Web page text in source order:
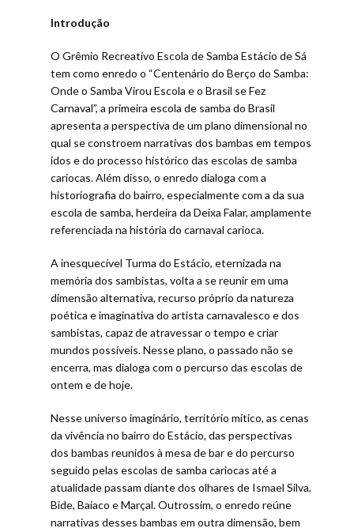
Introdução
O Grêmio Recreativo Escola de Samba Estácio de Sá
tem como enredo o “Centenário do Berço do Samba:
Onde o Samba Virou Escola e o Brasil se Fez
Carnaval”, a primeira escola de samba do Brasil
apresenta a perspectiva de um plano dimensional no
qual se constroem narrativas dos bambas em tempos
idos e do processo histórico das escolas de samba
cariocas. Além disso, o enredo dialoga com a
historiografia do bairro, especialmente com a da sua
escola de samba, herdeira da Deixa Falar, amplamente
referenciada na história do carnaval carioca.
A inesquecível Turma do Estácio, eternizada na
memória dos sambistas, volta a se reunir em uma
dimensão alternativa, recurso próprio da natureza
poética e imaginativa do artista carnavalesco e dos
sambistas, capaz de atravessar o tempo e criar
mundos possíveis. Nesse plano, o passado não se
encerra, mas dialoga com o percurso das escolas de
ontem e de hoje.
Nesse universo imaginário, território mítico, as cenas
da vivência no bairro do Estácio, das perspectivas
dos bambas reunidos à mesa de bar e do percurso
seguido pelas escolas de samba cariocas até a
atualidade passam diante dos olhares de Ismael Silva,
Bide, Baiaco e Marçal. Outrossim, o enredo reúne
narrativas desses bambas em outra dimensão, bem